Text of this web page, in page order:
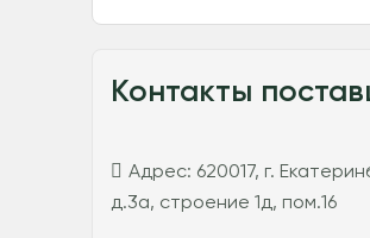
Контакты
Адрес: 620017, г.
д.3а, строение 1д, пом.16